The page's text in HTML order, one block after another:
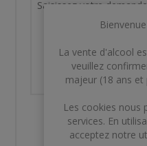
La vente d'alcool
veuillez
majeur (18 ans et
Les cookies nous
services. En
acceptez notre